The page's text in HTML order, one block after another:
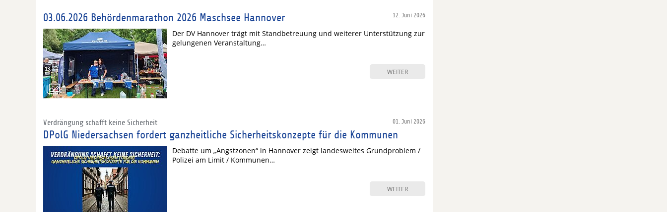
12. Juni 2026
03.06.2026 Behördenmarathon 2026 Maschsee Hannover
Der DV Hannover trägt mit Standbetreuung und weiterer Unterstützung zur
gelungenen Veranstaltung…
WEITER
01. Juni 2026
Verdrängung schafft keine Sicherheit
DPolG Niedersachsen fordert ganzheitliche Sicherheitskonzepte für die Kommunen
Debatte um „Angstzonen“ in Hannover zeigt landesweites Grundproblem /
Polizei am Limit / Kommunen…
WEITER